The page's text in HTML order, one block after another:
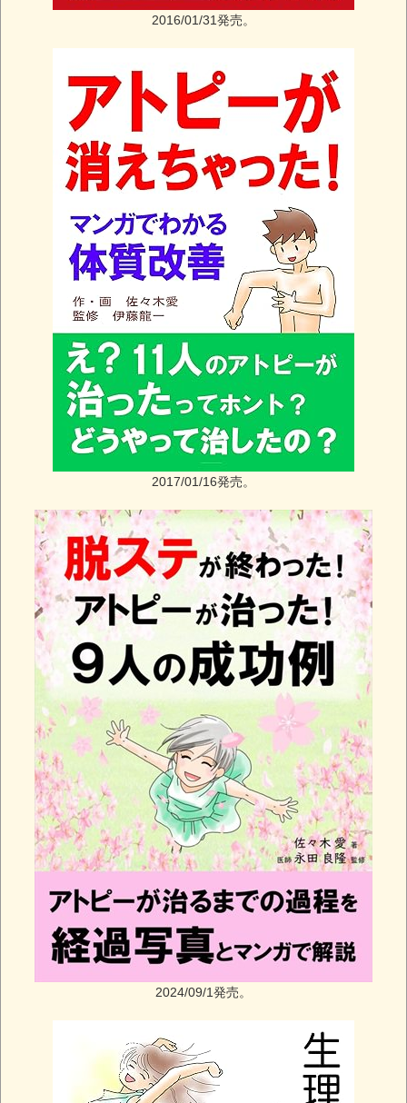
2016/01/31発売。
2017/01/16発売。
2024/09/1発売。